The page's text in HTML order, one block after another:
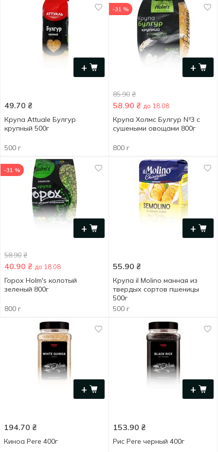
+
49.70 ₴
Крупа Attuale Булгур
крупный 500г
500 г
+
-31 %
85.90 ₴
58.90 ₴ до 18.08
Крупа Холмс Булгур №3 с
сушеными овощами 800г
800 г
+
-31 %
58.90 ₴
40.90 ₴ до 18.08
Горох Holm's колотый
зеленый 800г
800 г
+
55.90 ₴
Крупа il Molino манная из
твердых сортов пшеницы
500г
500 г
+
194.70 ₴
Киноа Pere 400г
+
153.90 ₴
Рис Pere черный 400г